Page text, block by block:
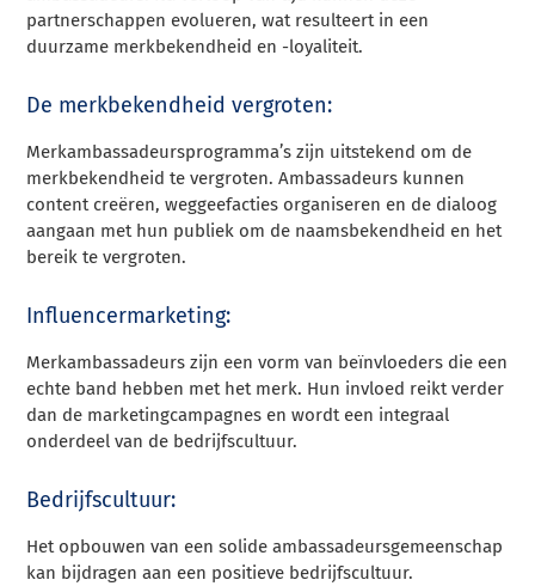
partnerschappen evolueren, wat resulteert in een
duurzame merkbekendheid en -loyaliteit.
De merkbekendheid vergroten:
Merkambassadeursprogramma’s zijn uitstekend om de
merkbekendheid te vergroten. Ambassadeurs kunnen
content creëren, weggeefacties organiseren en de dialoog
aangaan met hun publiek om de naamsbekendheid en het
bereik te vergroten.
Influencermarketing:
Merkambassadeurs zijn een vorm van beïnvloeders die een
echte band hebben met het merk. Hun invloed reikt verder
dan de marketingcampagnes en wordt een integraal
onderdeel van de bedrijfscultuur.
Bedrijfscultuur:
Het opbouwen van een solide ambassadeursgemeenschap
kan bijdragen aan een positieve bedrijfscultuur.